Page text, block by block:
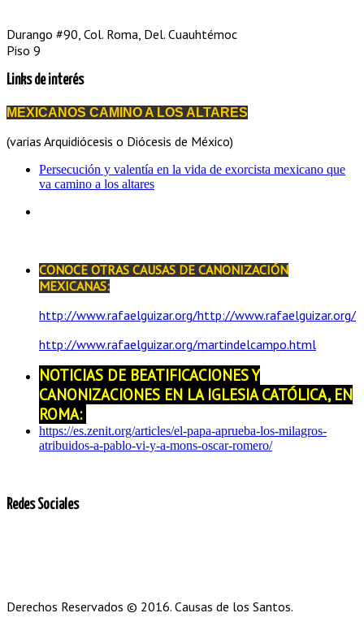
Durango #90, Col. Roma, Del. Cuauhtémoc
Piso 9
Links de interés
MEXICANOS CAMINO A LOS ALTARES
(varias Arquidiócesis o Diócesis de México)
Persecución y valentía en la vida de exorcista mexicano que
va camino a los altares
CONOCE OTRAS CAUSAS DE CANONIZACIÓN
MEXICANAS:
http://www.rafaelguizar.org/http://www.rafaelguizar.org/
http://www.rafaelguizar.org/martindelcampo.html
NOTICIAS DE BEATIFICACIONES Y
CANONIZACIONES EN LA IGLESIA CATÓLICA, EN
ROMA:
https://es.zenit.org/articles/el-papa-aprueba-los-milagros-
atribuidos-a-pablo-vi-y-a-mons-oscar-romero/
Redes Sociales
Derechos Reservados © 2016. Causas de los Santos.